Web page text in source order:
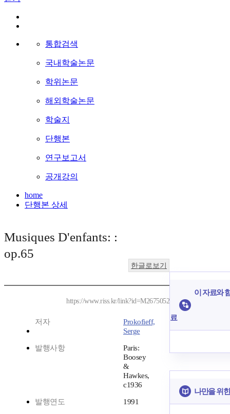
통합검색
국내학술논문
학위논문
해외학술논문
학술지
단행본
연구보고서
공개강의
home
단행본 상세
Musiques D'enfants: :
op.65
한글로보기
https://www.riss.kr/link?id=M2675052
저자
Prokofieff,
Serge
발행사항
Paris:
Boosey
&
Hawkes,
c1936
발행연도 1991
이 자료와
료
나만을 위